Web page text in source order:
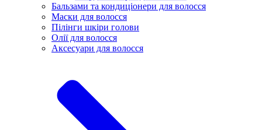
Бальзами та кондиціонери для волосся
Маски для волосся
Пілінги шкіри голови
Олії для волосся
Аксесуари для волосся